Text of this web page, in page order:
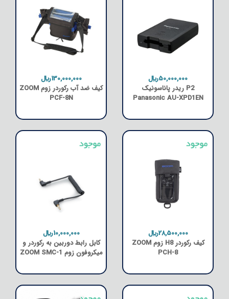
50,000,000﷼
P2 ریدر پاناسونیک
Panasonic AU-XPD1EN
130,000,000﷼
کیف ضد آب رکوردر زوم ZOOM
PCF-8N
28,500,000﷼
کیف رکوردر H8 زوم ZOOM
PCH-8
10,000,000﷼
کابل رابط دوربین به رکوردر و
میکروفون زوم ZOOM SMC-1